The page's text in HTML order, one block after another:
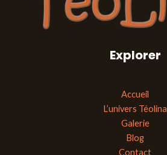
Explorer
Accueil
L’univers Téolina
Galerie
Blog
Contact